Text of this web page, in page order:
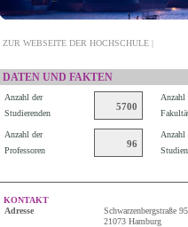
ZUR WEBSEITE DER HOCHSCHULE |
DATEN UND FAKTEN
Anzahl der
Studierenden
5700
Anzahl
Anzahl der
Professoren
96
Anzahl
KONTAKT
Adresse
Schwarzenbergstraße 95
21073 Hamburg